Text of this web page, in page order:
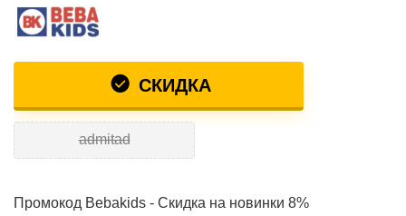
СКИДКА
admitad
Промокод Bebakids - Скидка на новинки 8%